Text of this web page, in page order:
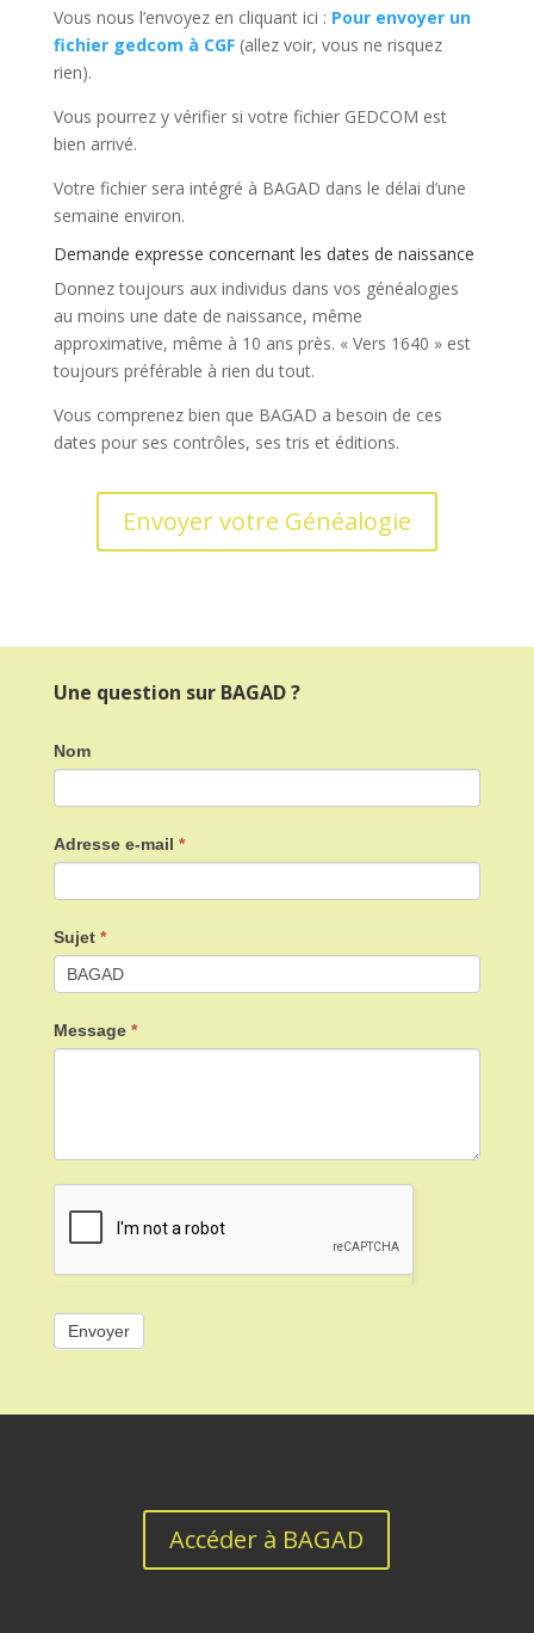
Vous nous l’envoyez en cliquant ici : Pour envoyer un
fichier gedcom à CGF(allez voir, vous ne risquez
rien).
Vous pourrez y vérifier si votre fichier GEDCOM est
bien arrivé.
Votre fichier sera intégré à BAGAD dans le délai d’une
semaine environ.
Demande expresse concernant les dates de naissance
Donnez toujours aux individus dans vos généalogies
au moins une date de naissance, même
approximative, même à 10 ans près. « Vers 1640 » est
toujours préférable à rien du tout.
Vous comprenez bien que BAGAD a besoin de ces
dates pour ses contrôles, ses tris et éditions.
Envoyer votre Généalogie
Une question sur BAGAD ?
Nom
Adresse e-mail *
Sujet *
Message *
Envoyer
Accéder à BAGAD